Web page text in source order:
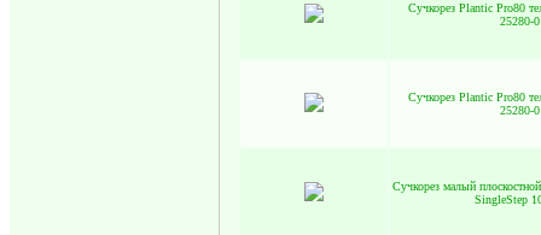
Сучкорез Plantic Pro80
25280-
Сучкорез Plantic Pro80
25280-
Сучкорез малый
SingleStep